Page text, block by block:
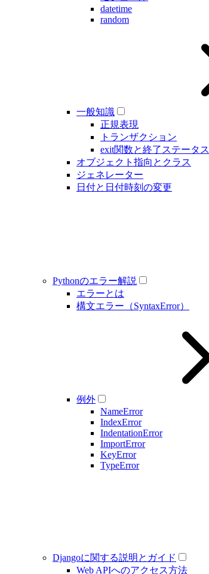
datetime
random
一般知識
正規表現
トランザクション
exit関数と終了ステータス
オブジェクト指向とクラス
ジェネレーター
日付と日付時刻の変更
Pythonのエラー解説
エラーとは
構文エラー（SyntaxError）
例外
NameError
IndexError
IndentationError
ImportError
KeyError
TypeError
Djangoに関する説明とガイド
Web APIへのアクセス方法